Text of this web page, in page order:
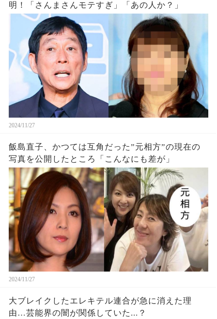
明！「さんまさんモテすぎ」「あの人か？」
2024/11/27
飯島直子、かつては互角だった”元相方”の現在の
写真を公開したところ「こんなにも差が」
2024/11/27
大ブレイクしたエレキテル連合が急に消えた理
由…芸能界の闇が関係していた...？